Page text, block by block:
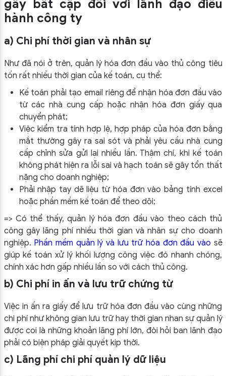
gây bất cập đối với lãnh đạo điều
hành công ty
a) Chi phí thời gian và nhân sự
Như đã nói ở trên, quản lý hóa đơn đầu vào thủ công tiêu
tốn rất nhiều thời gian của kế toán, cụ thể:
Kế toán phải tạo email riêng để nhận hóa đơn đầu vào
từ các nhà cung cấp hoặc nhận hóa đơn giấy qua
chuyển phát;
Việc kiểm tra tính hợp lệ, hợp pháp của hóa đơn bằng
mắt thường gây ra sai sót và phải yêu cầu nhà cung
cấp chỉnh sửa gửi lại nhiều lần. Thậm chí, khi kế toán
không phát hiện ra lỗi sai và hạch toán sẽ gây tổn thất
nặng cho doanh nghiệp;
Phải nhập tay dẽ liệu từ hóa đơn vào bảng tính excel
hoặc phần mềm kế toán để theo dõi;
=> Có thể thấy, quản lý hóa đơn đầu vào theo cách thủ
công gây lãng phí nhiều thời gian và nhân sự cho doanh
nghiệp. Phần mềm quản lý và lưu trữ hóa đơn đầu vào sẽ
giúp kế toán xử lý khối lượng công việc đó nhanh chóng,
chính xác hơn gấp nhiều lần so với cách thủ công.
b) Chi phí in ấn và lưu trữ chứng từ
Việc in ấn ra giấy để lưu trữ hóa đơn đầu vào cùng những
chi phí như không gian lưu trữ hay thời gian nhan sự quản lý
được coi là những khoản lãng phí lớn, đòi hỏi ban lãnh đạo
phải có biện pháp giải quyết kịp thời.
c) Lãng phí chi phí quản lý dữ liệu